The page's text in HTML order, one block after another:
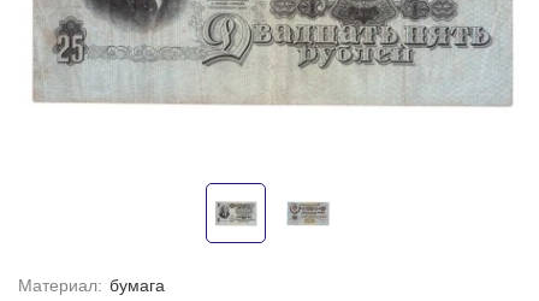
Материал: бумага